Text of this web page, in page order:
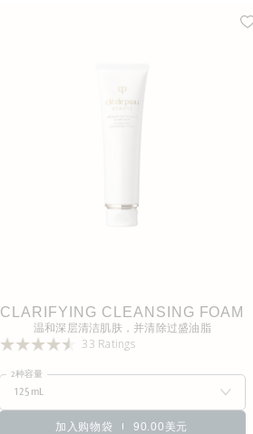
CLARIFYING CLEANSING FOAM
温和深层清洁肌肤，并清除过盛油脂
33 Ratings
2种容量
125mL
加入购物袋 90.00美元